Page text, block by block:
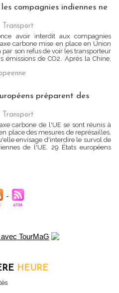
compagnies indiennes ne
Transport
avoir interdit aux compagnies
carbone mise en place en Union
par son refus de voir les transporteur
de CO2. Après la Chine,
préparent des
Transport
carbone de l'UE se sont réunis à
place des mesures de représailles.
envisage d'interdire le survol de
de l'UE. 29 États européens
HEURE